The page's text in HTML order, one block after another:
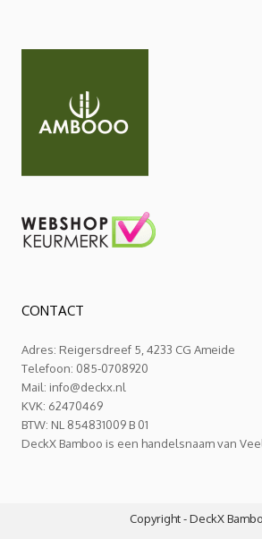
CONTACT
Adres: Reigersdreef 5, 4233 CG Ameide
Telefoon: 085-0708920
Mail: info@deckx.nl
KVK: 62470469
BTW: NL 854831009 B 01
DeckX Bamboo is een handelsnaam van
Copyright - DeckX